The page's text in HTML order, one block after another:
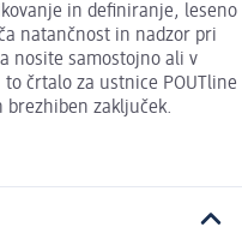
in definiranje, leseno
natančnost in nadzor pri
nosite samostojno ali v
črtalo za ustnice POUTline
zaključek.